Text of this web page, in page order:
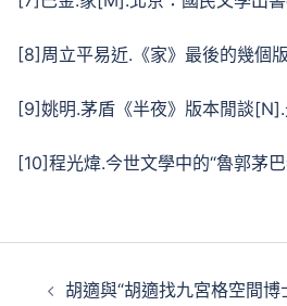
[8]周立平易近.《家》最後的幾個
[9]姚明.茅盾《半夜》版本閒談
[10]程光煒.今世文學中的“魯郭茅
胡適與“胡適找九宮格空間博